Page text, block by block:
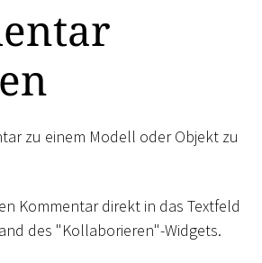
zu einem Modell oder Objekt zu
Kommentar direkt in das Textfeld
des "Kollaborieren"-Widgets.